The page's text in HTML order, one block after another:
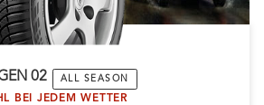
02​ ALL SEASON
BEI JEDEM WETTER